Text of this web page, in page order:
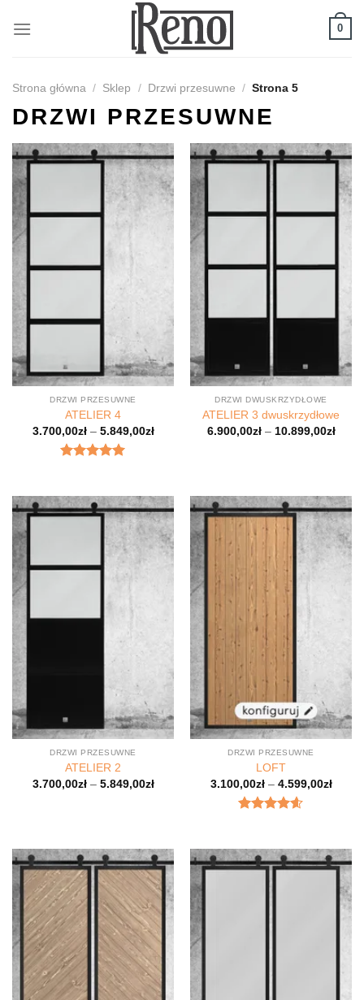
0
Strona główna / Sklep / Drzwi przesuwne / Strona 5
DRZWI PRZESUWNE
DRZWI PRZESUWNE
ATELIER 4
3.700,00zł– 5.849,00zł
DRZWI DWUSKRZYDŁOWE
ATELIER 3 dwuskrzydłowe
6.900,00zł– 10.899,00zł
DRZWI PRZESUWNE
ATELIER 2
3.700,00zł– 5.849,00zł
DRZWI PRZESUWNE
LOFT
3.100,00zł– 4.599,00zł